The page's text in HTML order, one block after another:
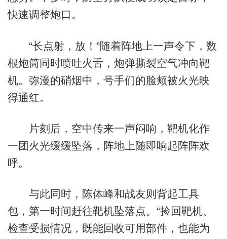
快速调整炮口。
“长点射，放！”随着阵地上一声令下，数
根炮筒同时喷吐火舌，炮弹撕裂空气冲向靶
机。弥漫的硝烟中，号手们的脸颊被火光映
得通红。
片刻后，空中传来一声闷响，靶机化作
一团火光缓缓坠落，阵地上随即响起阵阵欢
呼。
与此同时，陈体峰和战友则背起工具
包，第一时间赶往靶机坠落点。“捡回靶机、
检查受损情况，既能回收可用部件，也能为